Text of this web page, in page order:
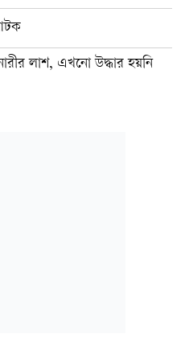
লাশ, এখনো উদ্ধার হয়নি